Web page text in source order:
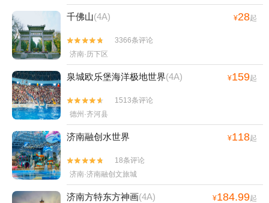
千佛山(4A) ¥28起


3366条评论
济南·历下区
泉城欧乐堡海洋极地世界(4A) ¥159起


1513条评论
德州·齐河县
济南融创水世界 ¥118起


18条评论
济南·济南融创文旅城
济南方特东方神画(4A) ¥184.99起